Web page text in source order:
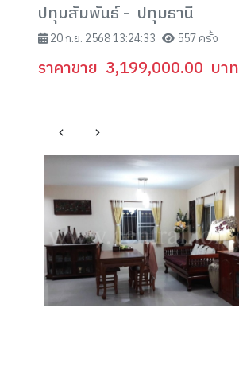
ปทุมสัมพันธ์ - ปทุมธานี
20 ก.ย. 2568 13:24:33 557 ครั้ง
ราคาขาย 3,199,000.00 บาท